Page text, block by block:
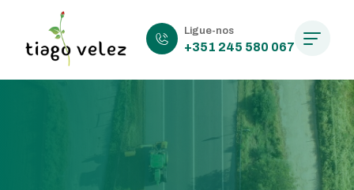
Ligue-nos
+351 245 580 067